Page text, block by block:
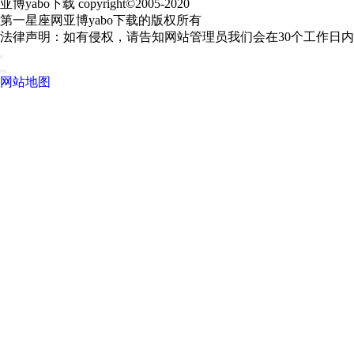
亚博yabo下载 copyright©2005-2020
第一星座网亚博yabo下载的版权所有
法律声明：如有侵权，请告知网站管理员我们会在30个工作日
网站地图